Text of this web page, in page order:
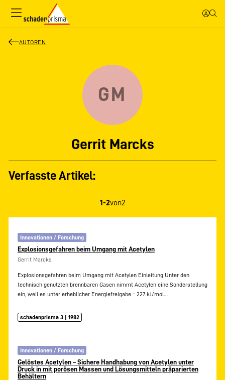
AUTOREN
GM
Gerrit Marcks
Verfasste Artikel:
1-2von2
Innovationen / Forschung
Explosionsgefahren beim Umgang mit Acetylen
Gerrit Marcks
Explosionsgefahren beim Umgang mit Acetylen Einleitung Unter den
technisch genutzten brennbaren Gasen nimmt Acetylen eine Sonderstellung
ein, weil es unter erheblicher Energiefreigabe – 227 kJ/mol…
schadenprisma 3 | 1982
Innovationen / Forschung
Gelöstes Acetylen – Sichere Handhabung von Acetylen unter
Druck in mit porösen Massen und Lösungsmitteln präparierten
Behältern